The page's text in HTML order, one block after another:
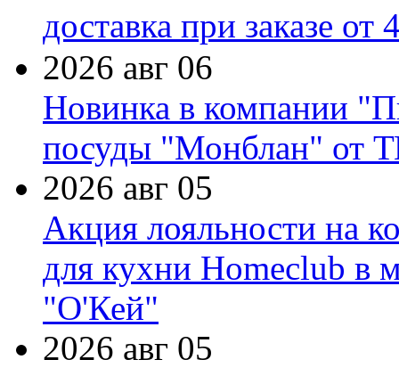
доставка при заказе от
2026 авг 06
Новинка в компании
посуды "Монблан" от
2026 авг 05
Акция лояльности на
для кухни Homeclub в
"О'Кей"
2026 авг 05